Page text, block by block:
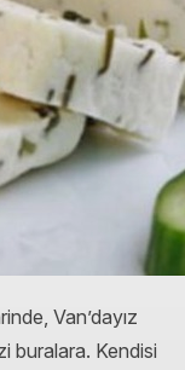
Van’dayız
buralara. Kendisi